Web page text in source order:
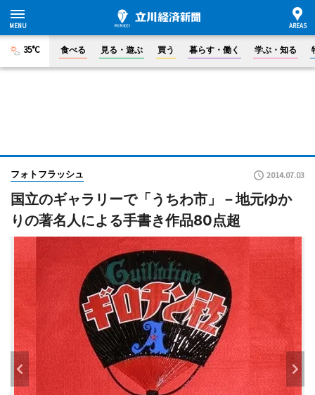
35°C 食べる 見る・遊ぶ 買う 暮らす・働く 学ぶ・知る
フォトフラッシュ 2014.07.03
国立のギャラリーで「うちわ市」－地元ゆか
りの著名人による手書き作品80点超